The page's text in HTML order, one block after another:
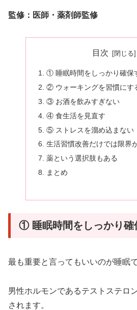
監修：医師・薬剤師監修
目次
① 睡眠時間をしっかり確保
② ウォーキングを習慣にす
③ お酒を飲みすぎない
④ 食生活を見直す
⑤ ストレスを溜め込まない
生活習慣改善だけでは限界
薬という選択肢もある
まとめ
① 睡眠時間をしっかり確
最も重要と言ってもいいのが睡眠で
男性ホルモンであるテストステロ
されます。